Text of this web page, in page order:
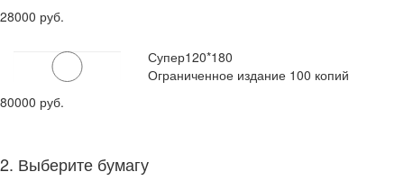
28000 руб.
Супер120*180
Ограниченное издание 100 копий
80000 руб.
2. Выберите бумагу